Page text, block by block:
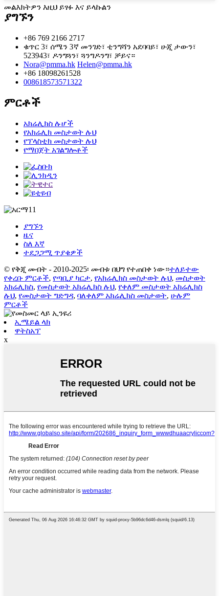
መልእክትዎን እዚህ ይፃፉ እና ይላኩልን
ያግኙን
+86 769 2166 2717
ቁጥር 3፣ ሰሜን 3ኛ መንገድ፣ ቲንግሻን አደባባይ፣ ሁጂ ታውን፣
523943፣ ዶንግጓን፣ ጓንግዶንግ፣ ቻይና።
Nora@pmma.hk Helen@pmma.hk
+86 18098261528
008618573571322
ምርቶች
አክሬሊክስ ሉሆች
የአክሬሊክ መስታወት ሉህ
የፕላስቲክ መስታወት ሉህ
የማበጀት አገልግሎቶች
ያግኙን
ዜና
ስለ እኛ
ተደጋጋሚ ጥያቄዎች
© የቅጂ መብት - 2010-2025፡ መብቱ በህግ የተጠበቀ ነው።ተለይተው
የቀረቡ ምርቶች, የጣቢያ ካርታ, የአክሬሊክስ መስታወት ሉህ, መስታወት
አክሬሊክስ, የመስታወት አክሬሊክስ ሉህ, የቀለም መስታወት አክሬሊክስ
ሉህ, የመስታወት ግድግዳ, ባለቀለም አክሬሊክስ መስታወት, ሁሉም
ምርቶች
ኢሜይል ላክ
ዋትስአፕ
x